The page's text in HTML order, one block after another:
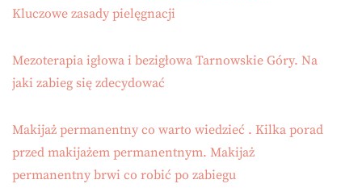
Kluczowe zasady pielęgnacji
Mezoterapia igłowa i bezigłowa Tarnowskie Góry. Na
jaki zabieg się zdecydować
Makijaż permanentny co warto wiedzieć . Kilka porad
przed makijażem permanentnym. Makijaż
permanentny brwi co robić po zabiegu